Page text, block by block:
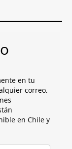
en tu
correo,
en Chile y